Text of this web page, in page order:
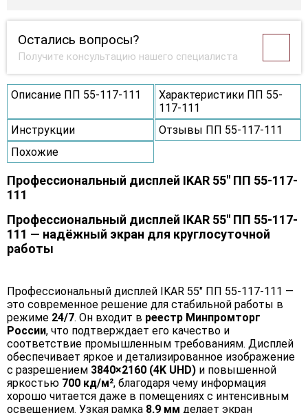
Остались вопросы?
Получите консультацию нашего специалиста
Описание ПП 55-117-111
Характеристики ПП 55-
117-111
Инструкции
Отзывы ПП 55-117-111
Похожие
Профессиональный дисплей IKAR 55" ПП 55-117-
111
Профессиональный дисплей IKAR 55" ПП 55-117-
111 — надёжный экран для круглосуточной
работы
Профессиональный дисплей IKAR 55" ПП 55-117-111 —
это современное решение для стабильной работы в
режиме 24/7. Он входит в реестр Минпромторг
России, что подтверждает его качество и
соответствие промышленным требованиям. Дисплей
обеспечивает яркое и детализированное изображение
с разрешением 3840×2160 (4K UHD) и повышенной
яркостью 700 кд/м², благодаря чему информация
хорошо читается даже в помещениях с интенсивным
освещением. Узкая рамка 8,9 мм делает экран